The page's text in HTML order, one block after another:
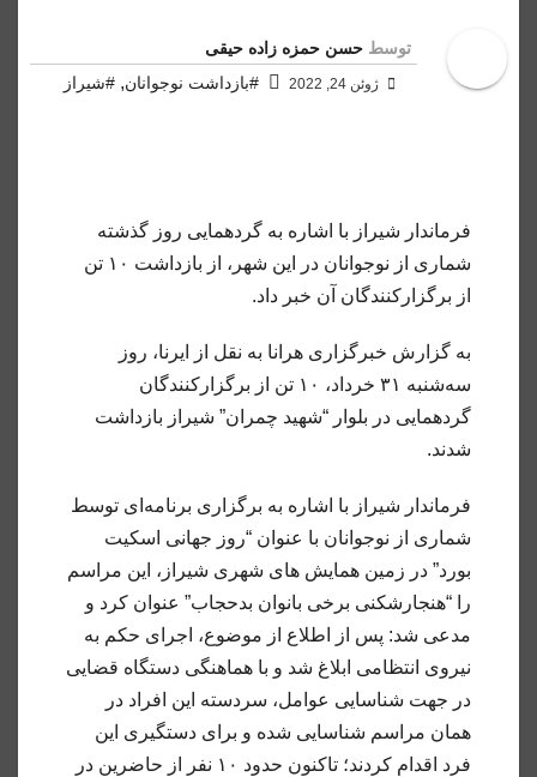
توسط حسن حمزه زاده حیقی
ژوئن 24, 2022 #بازداشت نوجوانان, #شیراز
فرماندار شیراز با اشاره به گردهمایی روز گذشته
شماری از نوجوانان در این شهر، از بازداشت ۱۰ تن
از برگزارکنندگان آن خبر داد.
به گزارش خبرگزاری هرانا به نقل از ایرنا، روز
سه‌شنبه ۳۱ خرداد، ۱۰ تن از برگزارکنندگان
گردهمایی در بلوار “شهید چمران” شیراز بازداشت
شدند.
فرماندار شیراز با اشاره به برگزاری برنامه‌ای توسط
شماری از نوجوانان با عنوان “روز جهانی اسکیت
بورد” در زمین همایش های شهری شیراز، این مراسم
را “هنجارشکنی برخی بانوان بدحجاب” عنوان کرد و
مدعی شد: پس از اطلاع از موضوع، اجرای حکم به
نیروی انتظامی ابلاغ شد و با هماهنگی دستگاه قضایی
در جهت شناسایی عوامل، سردسته این افراد در
همان مراسم شناسایی شده و برای دستگیری این
فرد اقدام کردند؛ تاکنون حدود ۱۰ نفر از حاضرین در